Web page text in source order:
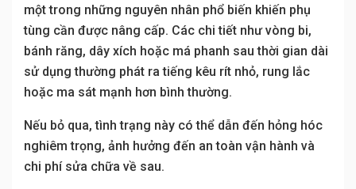
một trong những nguyên nhân phổ biến khiến phụ
tùng cần được nâng cấp. Các chi tiết như vòng bi,
bánh răng, dây xích hoặc má phanh sau thời gian dài
sử dụng thường phát ra tiếng kêu rít nhỏ, rung lắc
hoặc ma sát mạnh hơn bình thường.
Nếu bỏ qua, tình trạng này có thể dẫn đến hỏng hóc
nghiêm trọng, ảnh hưởng đến an toàn vận hành và
chi phí sửa chữa về sau.